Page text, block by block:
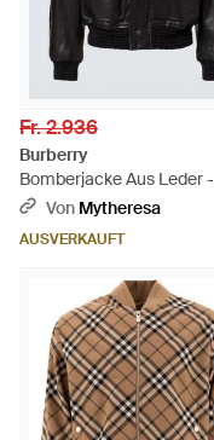
Fr. 2.936
Burberry
Bomberjacke Aus Leder -
Schwarz
Von Mytheresa
AUSVERKAUFT